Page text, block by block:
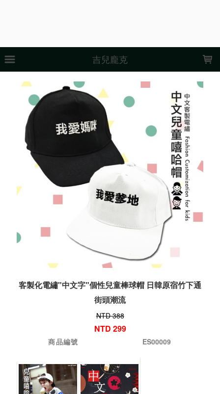
吉兒龐克
客製化電繡"中文字"個性兒童棒球帽 日韓原宿竹下通
街頭潮流
NTD 388
NTD 299
商品編號 ES00009